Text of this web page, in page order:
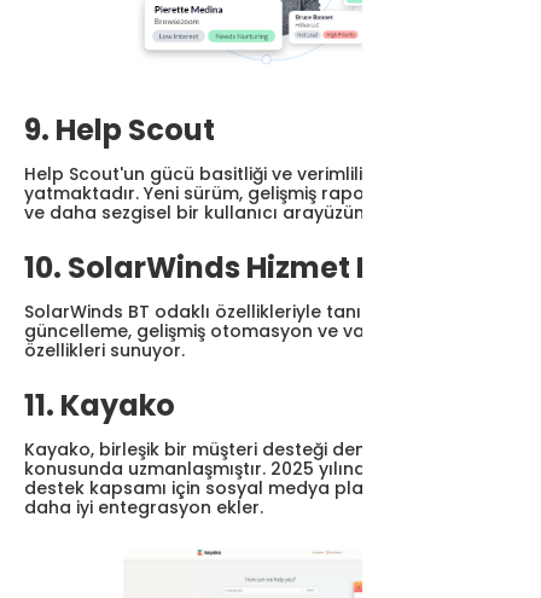
9. Help Scout
Help Scout'un gücü basitliği ve verimliliğinde
yatmaktadır. Yeni sürüm, gelişmiş raporlama özellikleri
ve daha sezgisel bir kullanıcı arayüzüne sahiptir.
10. SolarWinds Hizmet Masası
SolarWinds BT odaklı özellikleriyle tanınıyor. En son
güncelleme, gelişmiş otomasyon ve varlık yönetimi
özellikleri sunuyor.
11. Kayako
Kayako, birleşik bir müşteri desteği deneyimi sağlama
konusunda uzmanlaşmıştır. 2025 yılında, kapsamlı
destek kapsamı için sosyal medya platformlarıyla
daha iyi entegrasyon ekler.